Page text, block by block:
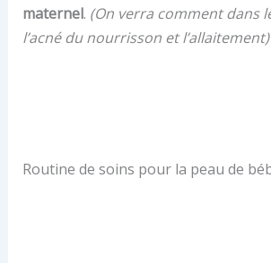
maternel. (On verra comment dans
l’acné du nourrisson et l’allaitement)
Routine de soins pour la peau de